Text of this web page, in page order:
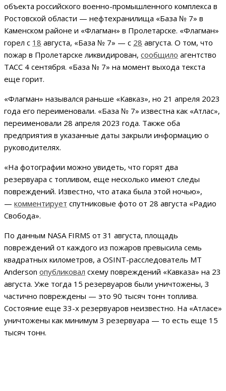
объекта российского военно-промышленного комплекса в
Ростовской области — нефтехранилища «База № 7» в
Каменском районе и «Флагман» в Пролетарске. «Флагман»
горел с 18 августа, «База № 7» — с 28 августа. О том, что
пожар в Пролетарске ликвидирован, сообщило агентство
ТАСС 4 сентября. «База № 7» на момент выхода текста
еще горит.
«Флагман» назывался раньше «Кавказ», но 21 апреля 2023
года его переименовали. «База № 7» известна как «Атлас»,
переименовали 28 апреля 2023 года. Также оба
предприятия в указанные даты закрыли информацию о
руководителях.
«На фотографии можно увидеть, что горят два
резервуара с топливом, еще несколько имеют следы
повреждений. Известно, что атака была этой ночью»,
— комментирует спутниковые фото от 28 августа «Радио
Свобода».
По данным NASA FIRMS от 31 августа, площадь
повреждений от каждого из пожаров превысила семь
квадратных километров, а OSINT-расследователь MT
Anderson опубликовал схему повреждений «Кавказа» на 23
августа. Уже тогда 15 резервуаров были уничтожены, 3
частично повреждены — это 90 тысяч тонн топлива.
Состояние еще 33-х резервуаров неизвестно. На «Атласе»
уничтожены как минимум 3 резервуара — то есть еще 15
тысяч тонн.